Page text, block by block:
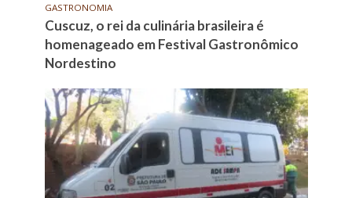
GASTRONOMIA
Cuscuz, o rei da culinária brasileira é
homenageado em Festival Gastronômico
Nordestino